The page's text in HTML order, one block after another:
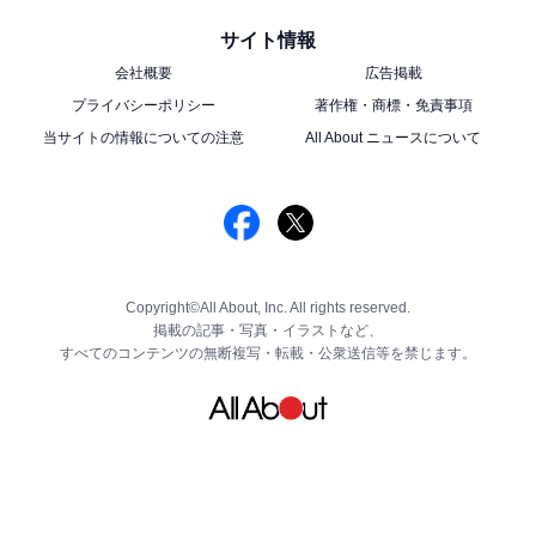
サイト情報
会社概要
広告掲載
プライバシーポリシー
著作権・商標・免責事項
当サイトの情報についての注意
All About ニュースについて
Copyright©All About, Inc. All rights reserved.
掲載の記事・写真・イラストなど、
すべてのコンテンツの無断複写・転載・公衆送信等を禁じます。